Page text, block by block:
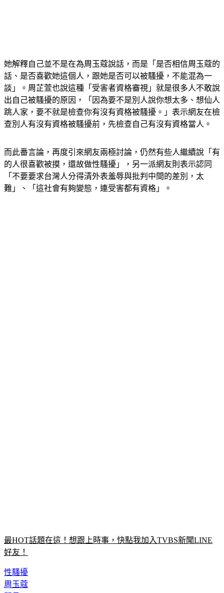
話、是否喜歡她這個人，跟她是否可以被騷擾，不能混為一
談」。周芷萱也說這種「受害者資格審視」就是很多人不敢說
出自己被騷擾的原因，「因為要不是別人說你想太多、想仙人
跳人家，要不就是檢查你有沒有資格被騷擾。」表示網友在檢
查別人有沒有資格被騷擾前，先檢查自己有沒有資格當人。
的人很喜歡被摸，還故做性騷擾」，另一派網友則表示認同
「不要要求台灣人分得清外表羞辱與批判中間的差別，太
難」、「這社會有夠變態，連受害都有資格」。
好友！
周玉蔻
閣員